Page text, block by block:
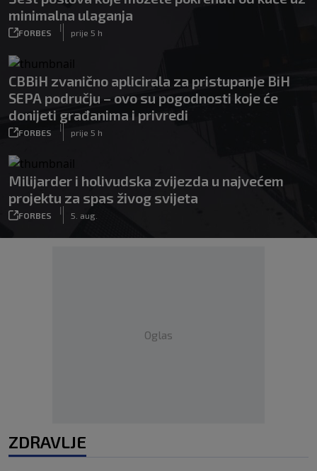
minimalna ulaganja
FORBES
|
prije 5 h
CBBiH zvanično aplicirala za pristupanje BiH
SEPA području – ovo su pogodnosti koje će
donijeti građanima i privredi
FORBES
|
prije 5 h
Milijarder i holivudska zvijezda u najvećem
projektu za spas živog svijeta
FORBES
|
5. aug.
Oglas
ZDRAVLJE